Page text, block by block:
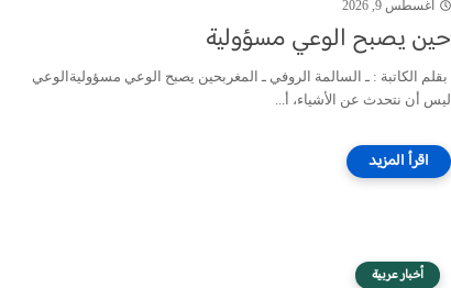
أغسطس 9, 2026
حين يصبح الوعي مسؤولية
بقلم الكاتبة : ـ السالمة الروفي ـ المغربحين يصبح الوعي مسؤوليةالوعي
ليس أن نتحدث عن الأشياء، أ...
أخبار عربية